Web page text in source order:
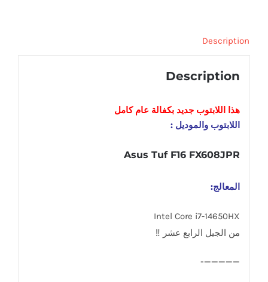
Description
Description
هذا اللابتوب جديد بكفالة عام كامل
اللابتوب والموديل :
Asus Tuf F16 FX608JPR
المعالج:
Intel Core i7-14650HX
من الجيل الرابع عشر ‼
—————-